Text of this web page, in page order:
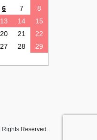
6 7
8
13 14
15
20 21
22
27 28
29
Rights Reserved.